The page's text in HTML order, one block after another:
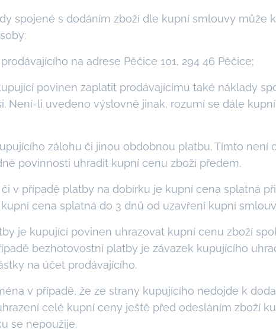
spojené s dodáním zboží dle kupní smlouvy může
na adrese Pěčice 101, 294 46 Pěčice;
povinen zaplatit prodávajícímu také náklady
Není-li uvedeno výslovně jinak, rozumí se dále
zálohu či jinou obdobnou platbu. Tímto není
povinnosti uhradit kupní cenu zboží předem.
v případě platby na dobírku je kupní cena splatná
cena splatná do 3 dnů od uzavření kupní
je kupující povinen uhrazovat kupní cenu zboží
bezhotovostní platby je závazek kupujícího
na účet prodávajícího.
v případě, že ze strany kupujícího nedojde k
celé kupní ceny ještě před odesláním zboží
se nepoužije.